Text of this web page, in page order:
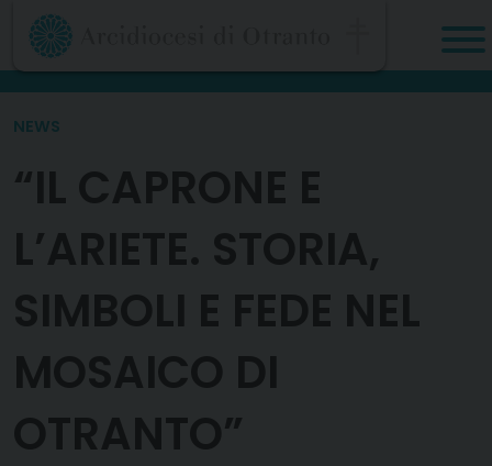
Skip
content
NEWS
“IL CAPRONE E
L’ARIETE. STORIA,
SIMBOLI E FEDE NEL
MOSAICO DI
OTRANTO”